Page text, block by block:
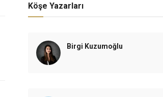
Köşe Yazarları
Birgi Kuzumoğlu